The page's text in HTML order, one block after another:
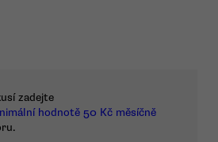
zadejte
hodnotě 50 Kč měsíčně